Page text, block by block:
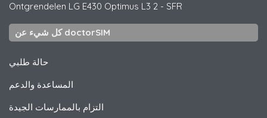
Ontgrendelen LG E430 Optimus L3 2 - SFR
كل شيء عن doctorSIM
حالة طلبي
المساعدة والدعم
التزام بالممارسات الجيدة